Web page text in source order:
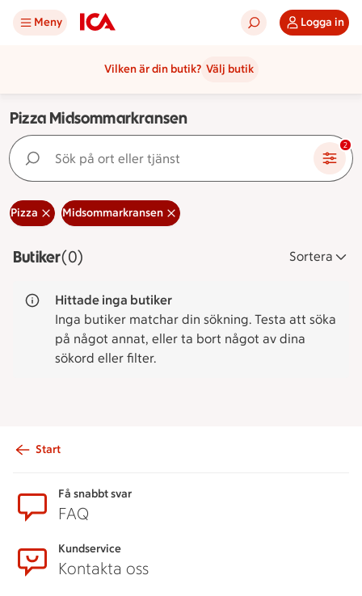
Meny Logga in
Vilken är din butik? Välj butik
Pizza Midsommarkransen
Sök på ort eller tjänst 2
Pizza Midsommarkransen
ButikerVisar 0 stycken
(0) Sortera
Hittade inga butiker
Inga butiker matchar din sökning. Testa att söka
på något annat, eller ta bort något av dina
sökord eller filter.
Start
Få snabbt svar
FAQ
Kundservice
Kontakta oss